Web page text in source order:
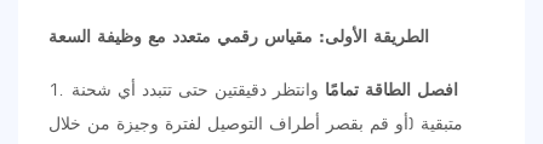
الطريقة الأولى: مقياس رقمي متعدد مع وظيفة السعة
افصل الطاقة تمامًا وانتظر دقيقتين حتى تتبدد أي شحنة
متبقية (أو قم بقصر أطراف التوصيل لفترة وجيزة من خلال